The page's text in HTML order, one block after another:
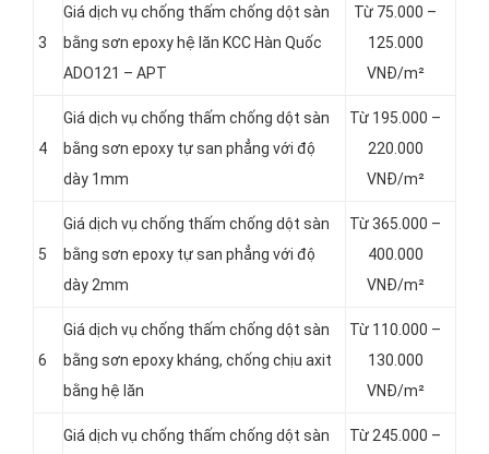
3
Giá dịch vụ chống thấm chống dột sàn
bằng sơn epoxy hệ lăn KCC Hàn Quốc
ADO121 – APT
Từ 75.000 –
125.000
VNĐ/m²
4
Giá dịch vụ chống thấm chống dột sàn
bằng sơn epoxy tự san phẳng với độ
dày 1mm
Từ 195.000 –
220.000
VNĐ/m²
5
Giá dịch vụ chống thấm chống dột sàn
bằng sơn epoxy tự san phẳng với độ
dày 2mm
Từ 365.000 –
400.000
VNĐ/m²
6
Giá dịch vụ chống thấm chống dột sàn
bằng sơn epoxy kháng, chống chịu axit
bằng hệ lăn
Từ 110.000 –
130.000
VNĐ/m²
Giá dịch vụ chống thấm chống dột sàn
Từ 245.000 –